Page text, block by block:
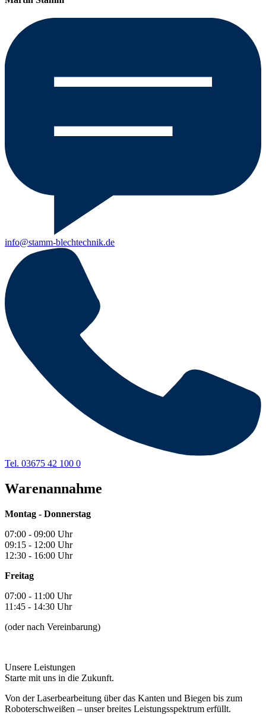
info@stamm-blechtechnik.de
Tel. 03675 42 100 0
Warenannahme
Montag - Donnerstag
07:00 - 09:00 Uhr
09:15 - 12:00 Uhr
12:30 - 16:00 Uhr
Freitag
07:00 - 11:00 Uhr
11:45 - 14:30 Uhr
(oder nach Vereinbarung)
Unsere Leistungen
Starte mit uns in die Zukunft.
Von der Laserbearbeitung über das Kanten und Biegen bis zum
Roboterschweißen – unser breites Leistungsspektrum erfüllt.